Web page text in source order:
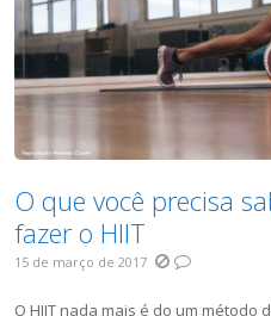
O que você precisa
fazer o HIIT
15 de março de 2017
O HIIT nada mais é do um método